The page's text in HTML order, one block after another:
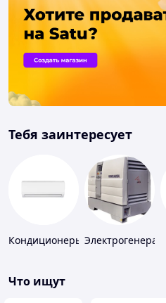
Тебя заинтересует
Кондиционеры
Что ищут